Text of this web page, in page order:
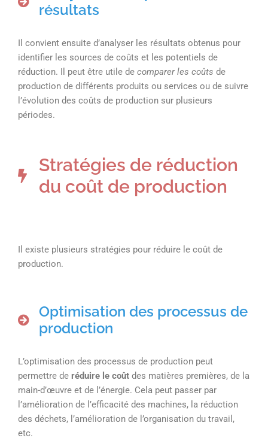
résultats
Il convient ensuite d’analyser les résultats obtenus pour
identifier les sources de coûts et les potentiels de
réduction. Il peut être utile de comparer les coûts de
production de différents produits ou services ou de suivre
l’évolution des coûts de production sur plusieurs
périodes.
Stratégies de réduction
du coût de production
Il existe plusieurs stratégies pour réduire le coût de
production.
Optimisation des processus de
production
L’optimisation des processus de production peut
permettre de réduire le coût des matières premières, de la
main-d’œuvre et de l’énergie. Cela peut passer par
l’amélioration de l’efficacité des machines, la réduction
des déchets, l’amélioration de l’organisation du travail,
etc.